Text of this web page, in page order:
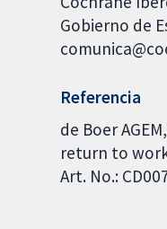
Gobierno de
Referencia
de Boer
return to
Art. No.: